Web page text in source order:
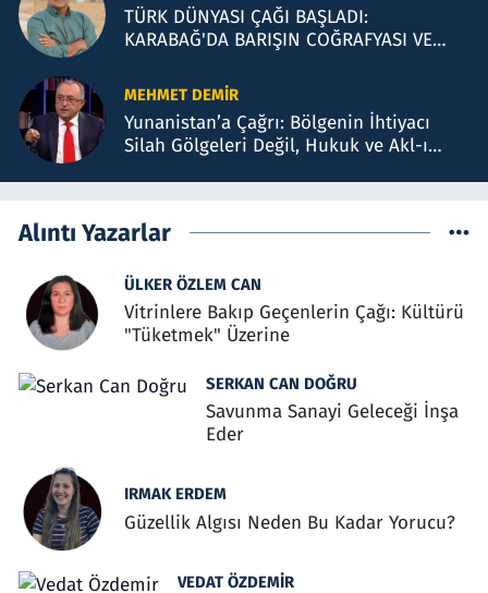
TÜRK DÜNYASI ÇAĞI BAŞLADI:
KARABAĞ'DA BARIŞIN COĞRAFYASI VE
MEHMET DEMIR
Yunanistan’a Çağrı: Bölgenin İhtiyacı
Silah Gölgeleri Değil, Hukuk ve Akl-ı
Alıntı Yazarlar
ÜLKER ÖZLEM CAN
Vitrinlere Bakıp Geçenlerin Çağı: Kültürü
"Tüketmek" Üzerine
SERKAN CAN DOĞRU
Savunma Sanayi Geleceği İnşa
Eder
IRMAK ERDEM
Güzellik Algısı Neden Bu Kadar Yorucu?
VEDAT ÖZDEMIR